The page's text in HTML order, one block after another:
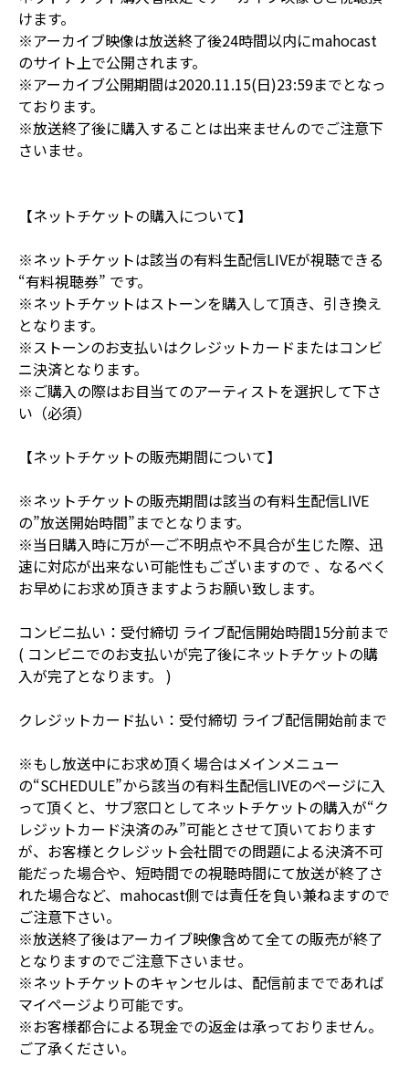
けます。
※アーカイブ映像は放送終了後24時間以内にmahocast
のサイト上で公開されます。
※アーカイブ公開期間は2020.11.15(日)23:59までとなっ
ております。
※放送終了後に購入することは出来ませんのでご注意下
さいませ。
【ネットチケットの購入について】
※ネットチケットは該当の有料生配信LIVEが視聴できる
“有料視聴券” です。
※ネットチケットはストーンを購入して頂き、引き換え
となります。
※ストーンのお支払いはクレジットカードまたはコンビ
ニ決済となります。
※ご購入の際はお目当てのアーティストを選択して下さ
い（必須）
【ネットチケットの販売期間について】
※ネットチケットの販売期間は該当の有料生配信LIVE
の”放送開始時間”までとなります。
※当日購入時に万が一ご不明点や不具合が生じた際、迅
速に対応が出来ない可能性もございますので 、なるべく
お早めにお求め頂きますようお願い致します。
コンビニ払い：受付締切 ライブ配信開始時間15分前まで
( コンビニでのお支払いが完了後にネットチケットの購
入が完了となります。 )
クレジットカード払い：受付締切 ライブ配信開始前まで
※もし放送中にお求め頂く場合はメインメニュー
の“SCHEDULE”から該当の有料生配信LIVEのページに入
って頂くと、サブ窓口としてネットチケットの購入が“ク
レジットカード決済のみ”可能とさせて頂いております
が、お客様とクレジット会社間での問題による決済不可
能だった場合や、短時間での視聴時間にて放送が終了さ
れた場合など、mahocast側では責任を負い兼ねますので
ご注意下さい。
※放送終了後はアーカイブ映像含めて全ての販売が終了
となりますのでご注意下さいませ。
※ネットチケットのキャンセルは、配信前までであれば
マイページより可能です。
※お客様都合による現金での返金は承っておりません。
ご了承ください。